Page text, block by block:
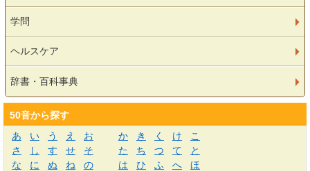
学問
ヘルスケア
辞書・百科事典
50音から探す
あ
い う え お か き く け
こ
さ
し す せ そ た ち つ て
と
な
に ぬ ね の は ひ ふ へ
ほ